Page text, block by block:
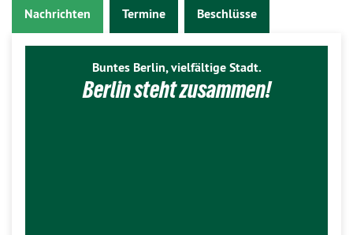
Nachrichten Termine Beschlüsse
Buntes Berlin, vielfältige Stadt.
Berlin steht zusammen!